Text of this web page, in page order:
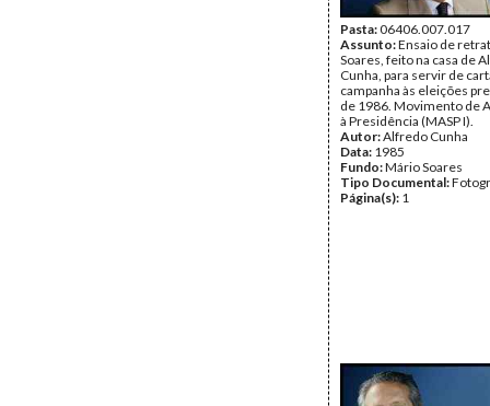
Pasta:06406.007.017
Assunto:Ensaio de
Soares, feito na casa de
Cunha, para servir de
campanha às eleições
de 1986. Movimento de
à Presidência (MASP I).
Autor:Alfredo Cunha
Data: 1985
Fundo:Mário Soares
Tipo Documental:
Página(s): 1